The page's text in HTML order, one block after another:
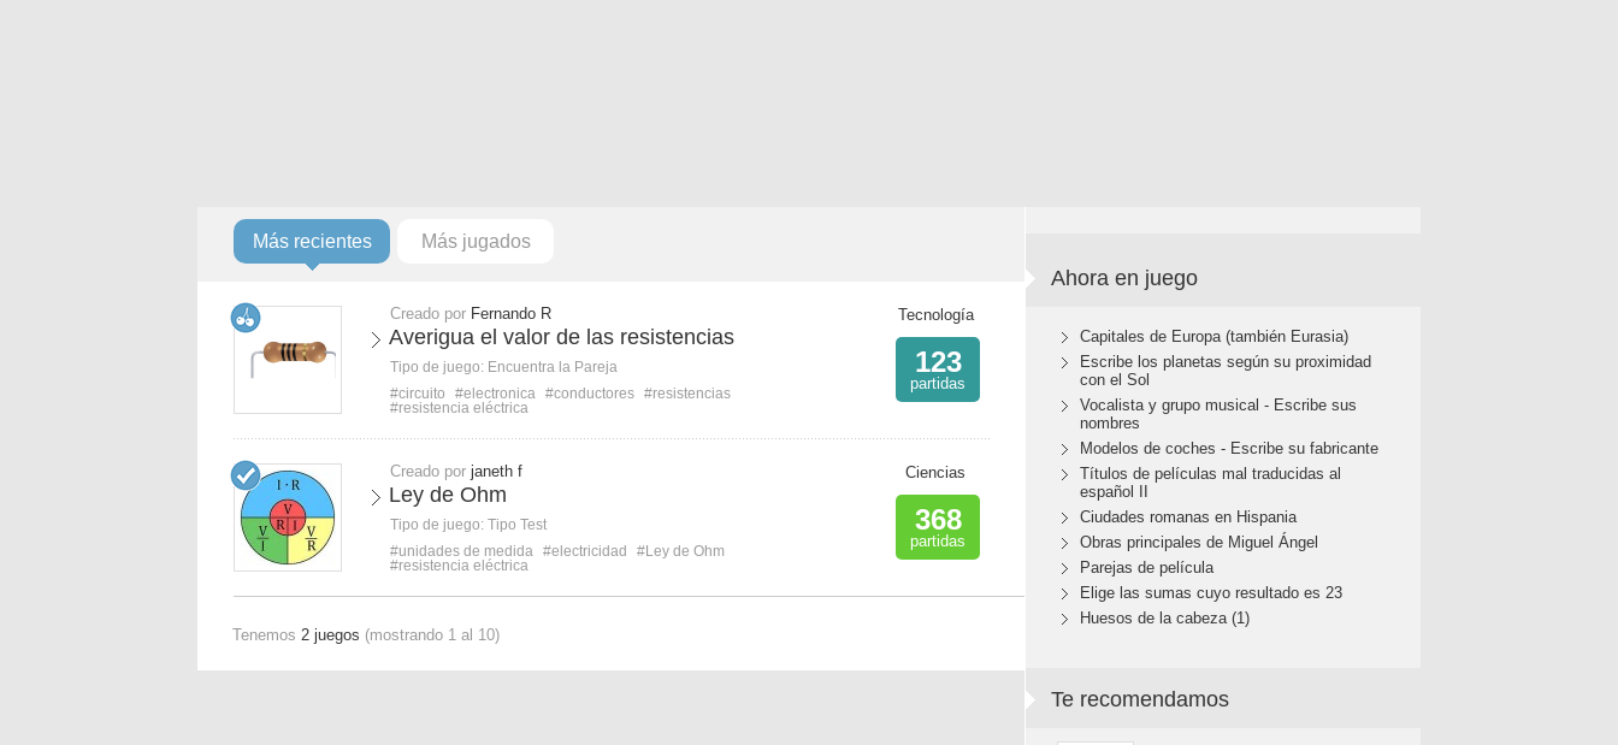
Más recientes Más jugados
Creado por Fernando R
Averigua el valor de las resistencias
Tipo de juego: Encuentra la Pareja
#circuito
#electronica #conductores #resistencias
#resistencia eléctrica
Tecnología
123
partidas
Creado por janeth f
Ley de Ohm
Tipo de juego: Tipo Test
#unidades de medida #electricidad
#Ley de Ohm
#resistencia eléctrica
Ciencias
368
partidas
Tenemos 2 juegos (mostrando 1 al 10)
Ahora en juego
Capitales de Europa (también Eurasia)
Escribe los planetas según su proximidad
con el Sol
Vocalista y grupo musical - Escribe sus
nombres
Modelos de coches - Escribe su fabricante
Títulos de películas mal traducidas al
español II
Ciudades romanas en Hispania
Obras principales de Miguel Ángel
Parejas de película
Elige las sumas cuyo resultado es 23
Huesos de la cabeza (1)
Te recomendamos